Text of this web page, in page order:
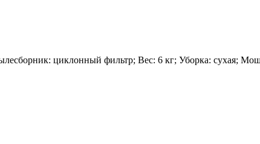
циклонный фильтр; Вес: 6 кг; Уборка: сухая;